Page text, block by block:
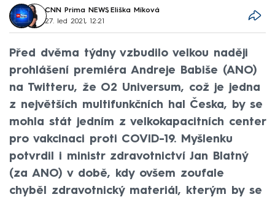
CNN Prima NEWS, Eliška Míková
27. led 2021, 12:21
Před dvěma týdny vzbudilo velkou naději
prohlášení premiéra Andreje Babiše (ANO)
na Twitteru, že O2 Universum, což je jedna
z největších multifunkčních hal Česka, by se
mohla stát jedním z velkokapacitních center
pro vakcinaci proti COVID-19. Myšlenku
potvrdil i ministr zdravotnictví Jan Blatný
(za ANO) v době, kdy ovšem zoufale
chyběl zdravotnický materiál, kterým by se